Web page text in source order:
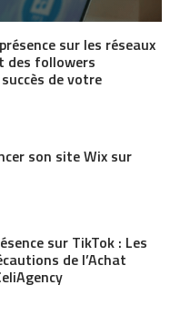
sur les réseaux
des followers
de votre
son site Wix sur
sur TikTok : Les
de l’Achat